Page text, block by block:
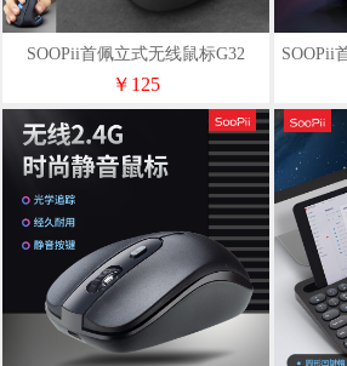
SOOPii首佩立式无线鼠标G32
￥125
SOOPii